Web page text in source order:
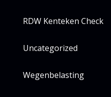
RDW Kenteken Check
Uncategorized
Wegenbelasting